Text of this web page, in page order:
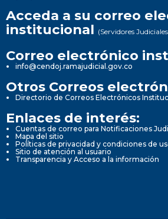
Acceda a su correo
institucional (Servidores
Correo electrónico
info@cendoj.ramajudicial.gov.co
Otros Correos
Directorio de Correos Electrónicos
Enlaces de interés:
Cuentas de correo para Notificaciones
Mapa del sitio
Políticas de privacidad y condiciones de
Sitio de atención al usuario
Transparencia y Acceso a la información